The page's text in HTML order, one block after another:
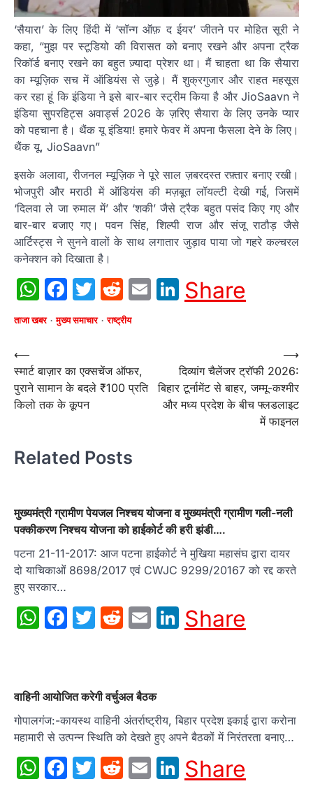
‘सैयारा’ के लिए हिंदी में ‘सॉन्ग ऑफ़ द ईयर’ जीतने पर मोहित सूरी ने
कहा, “मुझ पर स्टूडियो की विरासत को बनाए रखने और अपना ट्रैक
रिकॉर्ड बनाए रखने का बहुत ज़्यादा प्रेशर था। मैं चाहता था कि सैयारा
का म्यूज़िक सच में ऑडियंस से जुड़े। मैं शुक्रगुजार और राहत महसूस
कर रहा हूं कि इंडिया ने इसे बार-बार स्ट्रीम किया है और JioSaavn ने
इंडिया सुपरहिट्स अवार्ड्स 2026 के ज़रिए सैयारा के लिए उनके प्यार
को पहचाना है। थैंक यू इंडिया! हमारे फेवर में अपना फैसला देने के लिए।
थैंक यू, JioSaavn”
इसके अलावा, रीजनल म्यूज़िक ने पूरे साल ज़बरदस्त रफ़्तार बनाए रखी।
भोजपुरी और मराठी में ऑडियंस की मज़बूत लॉयल्टी देखी गई, जिसमें
‘दिलवा ले जा रुमाल में’ और ‘शकी’ जैसे ट्रैक बहुत पसंद किए गए और
बार-बार बजाए गए। पवन सिंह, शिल्पी राज और संजू राठौड़ जैसे
आर्टिस्ट्स ने सुनने वालों के साथ लगातार जुड़ाव पाया जो गहरे कल्चरल
कनेक्शन को दिखाता है।
WhatsApp
Facebook
Twitter
Reddit
EmailLinkedIn
Share
ताजा खबर मुख्य समाचार राष्ट्रीय
Post
navigation
⟵
स्मार्ट बाज़ार का एक्सचेंज ऑफर,
पुराने सामान के बदले ₹100 प्रति
किलो तक के कूपन
दिव्यांग चैलेंजर ट्रॉफी 2026:
बिहार टूर्नामेंट से बाहर, जम्मू-कश्मीर
और मध्य प्रदेश के बीच फ्लडलाइट
में फाइनल
⟶
Related Posts
मुख्यमंत्री ग्रामीण पेयजल निश्चय योजना व मुख्यमंत्री ग्रामीण गली-नली
पक्कीकरण निश्चय योजना को हाईकोर्ट की हरी झंडी….
पटना 21-11-2017: आज पटना हाईकोर्ट ने मुखिया महासंघ द्वारा दायर
दो याचिकाओं 8698/2017 एवं CWJC 9299/20167 को रद्द करते
हुए सरकार…
WhatsApp
Facebook
Twitter
Reddit
EmailLinkedIn
Share
वाहिनी आयोजित करेगी वर्चुअल बैठक
गोपालगंज:-कायस्थ वाहिनी अंतर्राष्ट्रीय, बिहार प्रदेश इकाई द्वारा करोना
महामारी से उत्पन्न स्थिति को देखते हुए अपने बैठकों में निरंतरता बनाए…
WhatsApp
Facebook
Twitter
Reddit
EmailLinkedIn
Share